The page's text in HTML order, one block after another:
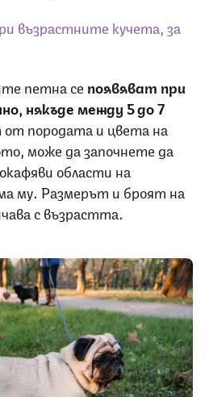
възрастните кучета, за
петна се появяват при
някъде между 5 до 7
от породата и цвета на
може да започнете да
области на
му. Размерът и броят на
с възрастта.